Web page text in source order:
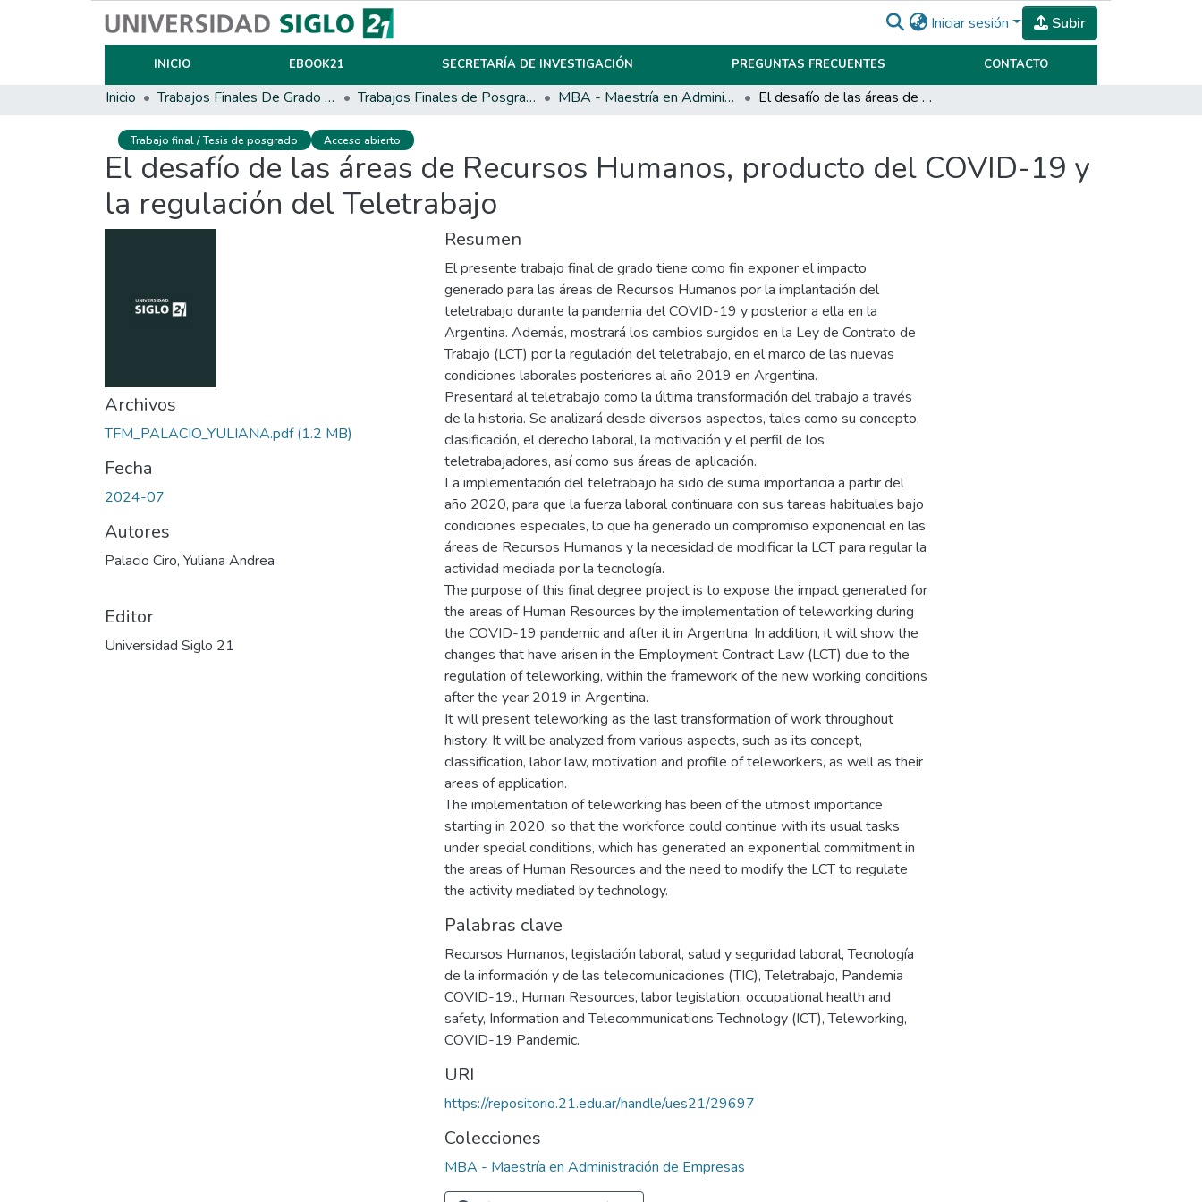
Iniciar sesión Subir
INICIO EBOOK21 SECRETARÍA DE INVESTIGACIÓN PREGUNTAS FRECUENTES CONTACTO
Inicio Trabajos Finales De Grado Y Posgrado Trabajos Finales de Posgrados y Maestrías MBA - Maestría en Administración de Empresas El desafío de las áreas de Recursos Humanos, producto del COVID-19 y la regulación del Teletrabajo
Trabajo final / Tesis de posgrado Acceso abierto
El desafío de las áreas de Recursos Humanos, producto del COVID-19 y
la regulación del Teletrabajo
Archivos
TFM_PALACIO_YULIANA.pdf(1.2 MB)
Fecha
2024-07
Autores
Palacio Ciro, Yuliana Andrea
Editor
Universidad Siglo 21
Resumen
El presente trabajo final de grado tiene como fin exponer el impacto
generado para las áreas de Recursos Humanos por la implantación del
teletrabajo durante la pandemia del COVID-19 y posterior a ella en la
Argentina. Además, mostrará los cambios surgidos en la Ley de Contrato de
Trabajo (LCT) por la regulación del teletrabajo, en el marco de las nuevas
condiciones laborales posteriores al año 2019 en Argentina.
Presentará al teletrabajo como la última transformación del trabajo a través
de la historia. Se analizará desde diversos aspectos, tales como su concepto,
clasificación, el derecho laboral, la motivación y el perfil de los
teletrabajadores, así como sus áreas de aplicación.
La implementación del teletrabajo ha sido de suma importancia a partir del
año 2020, para que la fuerza laboral continuara con sus tareas habituales bajo
condiciones especiales, lo que ha generado un compromiso exponencial en las
áreas de Recursos Humanos y la necesidad de modificar la LCT para regular la
actividad mediada por la tecnología.
The purpose of this final degree project is to expose the impact generated for
the areas of Human Resources by the implementation of teleworking during
the COVID-19 pandemic and after it in Argentina. In addition, it will show the
changes that have arisen in the Employment Contract Law (LCT) due to the
regulation of teleworking, within the framework of the new working conditions
after the year 2019 in Argentina.
It will present teleworking as the last transformation of work throughout
history. It will be analyzed from various aspects, such as its concept,
classification, labor law, motivation and profile of teleworkers, as well as their
areas of application.
The implementation of teleworking has been of the utmost importance
starting in 2020, so that the workforce could continue with its usual tasks
under special conditions, which has generated an exponential commitment in
the areas of Human Resources and the need to modify the LCT to regulate
the activity mediated by technology.
Palabras clave
Recursos Humanos, legislación laboral, salud y seguridad laboral, Tecnología
de la información y de las telecomunicaciones (TIC), Teletrabajo, Pandemia
COVID-19., Human Resources, labor legislation, occupational health and
safety, Information and Telecommunications Technology (ICT), Teleworking,
COVID-19 Pandemic.
URI
https://repositorio.21.edu.ar/handle/ues21/29697
Colecciones
MBA - Maestría en Administración de Empresas